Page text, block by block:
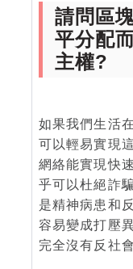
請問區
平分配
主權?
如果我們生活
可以輕易實現
網絡能實現快
乎可以杜絕詐
是精神病患和
容易變成打壓
完全沒有反社